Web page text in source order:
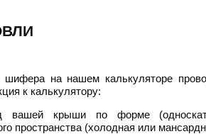
шифера на нашем калькуляторе
к калькулятору:
вашей крыши по форме
пространства (холодная или